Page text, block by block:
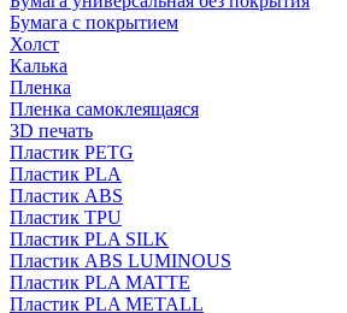
Бумага с покрытием
Холст
Калька
Пленка
Пленка самоклеящаяся
3D печать
Пластик PETG
Пластик PLA
Пластик ABS
Пластик TPU
Пластик PLA SILK
Пластик ABS LUMINOUS
Пластик PLA MATTE
Пластик PLA METALL